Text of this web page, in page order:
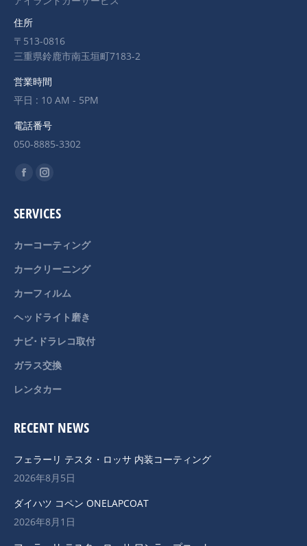
住所
〒513-0816
三重県鈴鹿市南玉垣町7183-2
営業時間
平日 : 10 AM - 5PM
電話番号
050-8885-3302
Find us on:
Facebook
opens
new
window
Instagram
opens
new
window
SERVICES
カーコーティング
カークリーニング
カーフィルム
ヘッドライト磨き
ナビ･ドラレコ取付
ガラス交換
レンタカー
RECENT NEWS
フェラーリ テスタ・ロッサ 内装コーティング
2026年8月5日
ダイハツ コペン ONELAPCOAT
2026年8月1日